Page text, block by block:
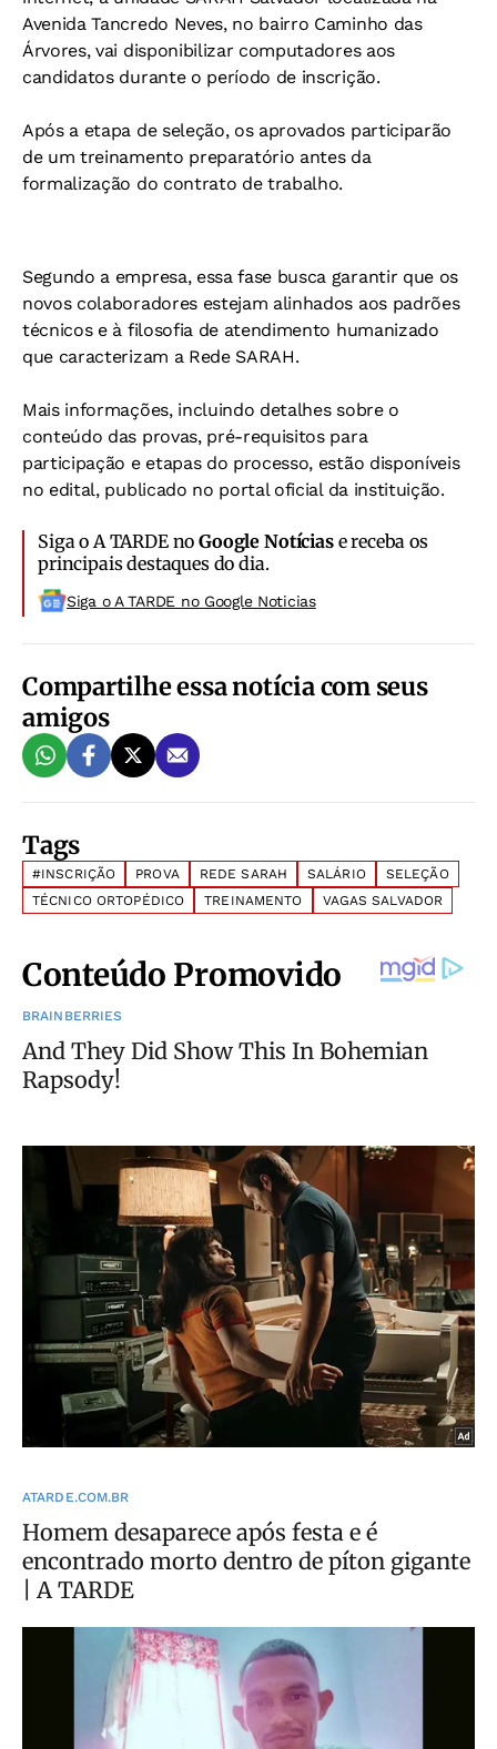
Avenida Tancredo Neves, no bairro Caminho das
Árvores, vai disponibilizar computadores aos
candidatos durante o período de inscrição.
Após a etapa de seleção, os aprovados participarão
de um treinamento preparatório antes da
formalização do contrato de trabalho.
Segundo a empresa, essa fase busca garantir que os
novos colaboradores estejam alinhados aos padrões
técnicos e à filosofia de atendimento humanizado
que caracterizam a Rede SARAH.
Mais informações, incluindo detalhes sobre o
conteúdo das provas, pré-requisitos para
participação e etapas do processo, estão disponíveis
no edital, publicado no portal oficial da instituição.
Siga o A TARDE noGoogle Notíciase receba os
principais destaques do dia.
Siga o A TARDE no Google Noticias
Compartilhe essa notícia com seus
amigos
Tags
#INSCRIÇÃO PROVA REDE SARAH SALÁRIO
SELEÇÃO
TÉCNICO ORTOPÉDICO
TREINAMENTO VAGAS SALVADOR